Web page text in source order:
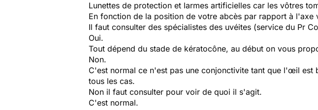
Lunettes de protection et larmes artificielles car les vôtres
En fonction de la position de votre abcès par rapport à
Il faut consulter des spécialistes des uvéites (service du Pr
Oui.
Tout dépend du stade de kératocône, au début on vous
Non.
C'est normal ce n'est pas une conjonctivite tant que l'œil est
tous les cas.
Non il faut consulter pour voir de quoi il s'agit.
C'est normal.